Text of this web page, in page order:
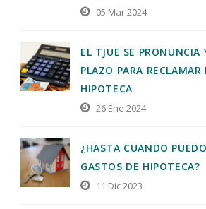
05 Mar 2024
EL TJUE SE PRONUNCIA
PLAZO PARA RECLAMAR
HIPOTECA
26 Ene 2024
¿HASTA CUANDO
GASTOS DE HIPOTECA?
11 Dic 2023